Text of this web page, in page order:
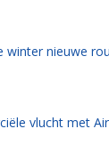
winter nieuwe
vlucht met